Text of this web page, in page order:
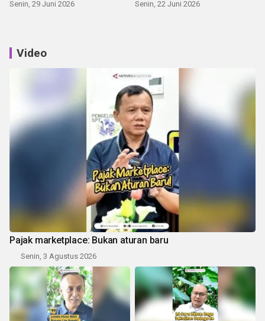
Senin, 29 Juni 2026 Senin, 22 Juni 2026
Video
Pajak marketplace: Bukan aturan baru
Senin, 3 Agustus 2026